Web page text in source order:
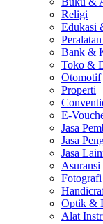
Religi
Edukasi
Bank &
Toko &
Otomotif
Properti
E-
Jasa
Jasa
Jasa
Asuransi
Optik &
Alat